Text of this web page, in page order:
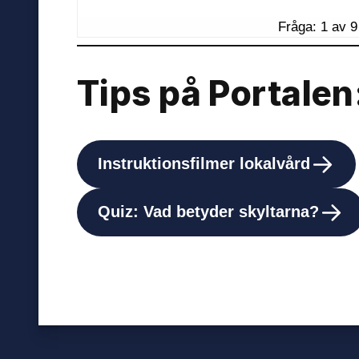
Tips på
Instruktionsfilmer lokalvård
Quiz: Vad betyder skyltarna?